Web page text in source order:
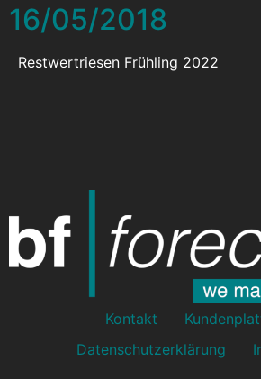
16/05/2018
Restwertriesen Frühling 2022
Kontakt
Datenschutzerklärung